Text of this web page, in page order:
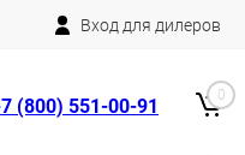
Вход для дилеров
(800) 551-00-91 0